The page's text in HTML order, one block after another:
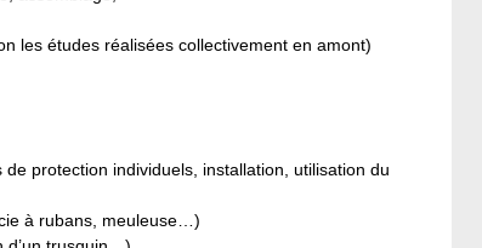
les études réalisées collectivement en amont)
protection individuels, installation, utilisation du
à rubans, meuleuse…)